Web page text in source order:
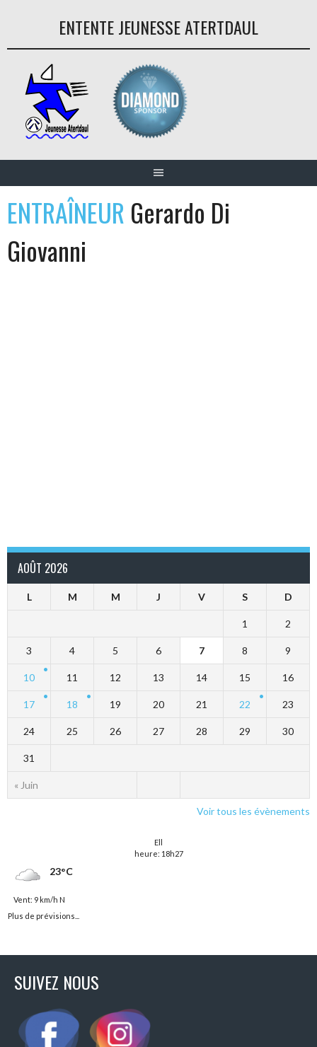
ENTENTE JEUNESSE ATERTDAUL
ENTRAÎNEUR Gerardo Di
Giovanni
AOÛT 2026
L M M J V S D
« Juin
1 2
3 4 5 6 7 8 9
10 11 12 13 14 15 16
17 18 19 20 21 22 23
24 25 26 27 28 29 30
31
Voir tous les évènements
Ell
heure: 18h27
23°C
Vent: 9 km/h N
Plus de prévisions...
SUIVEZ NOUS